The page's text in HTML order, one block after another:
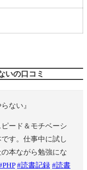
いの口コミ
ない』
ード＆モチベーシ
す。仕事中に試し
本ながら勉強にな
#読書記録 #読書